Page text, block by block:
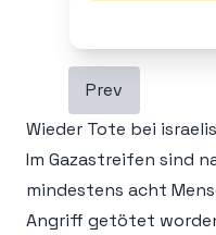
Prev
Wieder Tote bei
Im Gazastreifen sind
mindestens acht
Angriff getötet